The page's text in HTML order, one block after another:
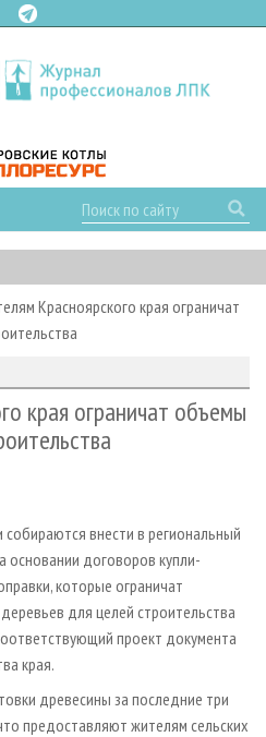
ПЛИТ
Красноярского края ограничат
края ограничат объемы
внести в региональный
основании договоров купли-
которые ограничат
для целей строительства
проект документа
края.
древесины за последние три
предоставляют жителям сельских